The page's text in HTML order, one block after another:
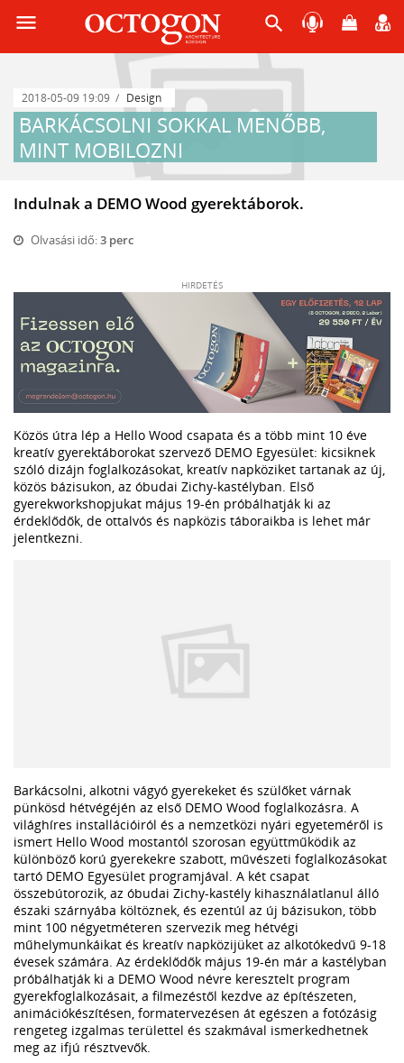
menu search
2018-05-09 19:09 Design
BARKÁCSOLNI SOKKAL MENŐBB,
MINT MOBILOZNI
Indulnak a DEMO Wood gyerektáborok.
Olvasási idő:3 perc
HIRDETÉS
Közös útra lép a Hello Wood csapata és a több mint 10 éve
kreatív gyerektáborokat szervező DEMO Egyesület: kicsiknek
szóló dizájn foglalkozásokat, kreatív napköziket tartanak az új,
közös bázisukon, az óbudai Zichy-kastélyban. Első
gyerekworkshopjukat május 19-én próbálhatják ki az
érdeklődők, de ottalvós és napközis táboraikba is lehet már
jelentkezni.
Barkácsolni, alkotni vágyó gyerekeket és szülőket várnak
pünkösd hétvégéjén az első DEMO Wood foglalkozásra. A
világhíres installációiról és a nemzetközi nyári egyeteméről is
ismert Hello Wood mostantól szorosan együttműködik az
különböző korú gyerekekre szabott, művészeti foglalkozásokat
tartó DEMO Egyesület programjával. A két csapat
összebútorozik, az óbudai Zichy-kastély kihasználatlanul álló
északi szárnyába költöznek, és ezentúl az új bázisukon, több
mint 100 négyetméteren szervezik meg hétvégi
műhelymunkáikat és kreatív napközijüket az alkotókedvű 9-18
évesek számára. Az érdeklődők május 19-én már a kastélyban
próbálhatják ki a DEMO Wood névre keresztelt program
gyerekfoglalkozásait, a filmezéstől kezdve az építészeten,
animációkészítésen, formatervezésen át egészen a fotózásig
rengeteg izgalmas területtel és szakmával ismerkedhetnek
meg az ifjú résztvevők.